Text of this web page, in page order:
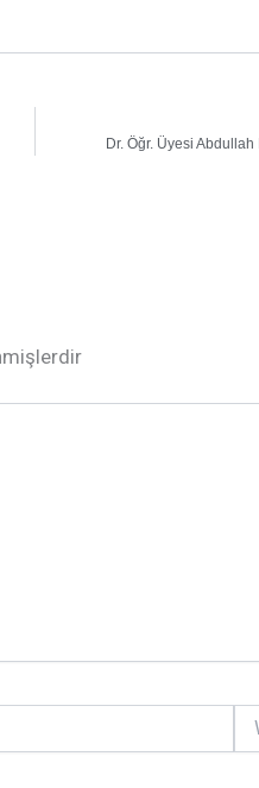
Dr. Öğr. Üyesi